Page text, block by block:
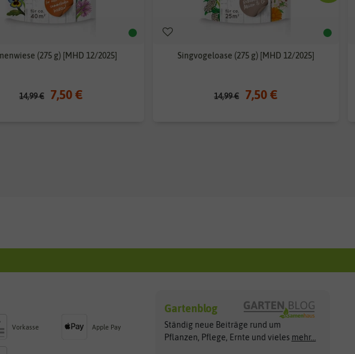
(275 g) [MHD 12/2025]
14,99 € 7,50 €
Singvogeloase (275 g) [MHD 12/2025]
14,99 € 7,50 €
Vorkasse Apple Pay
Gartenblog
Ständig neue Beiträge rund um
Pflanzen, Pflege, Ernte und vieles mehr...